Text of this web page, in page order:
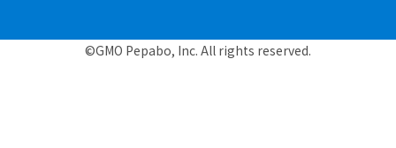
©GMO Pepabo, Inc. All rights reserved.